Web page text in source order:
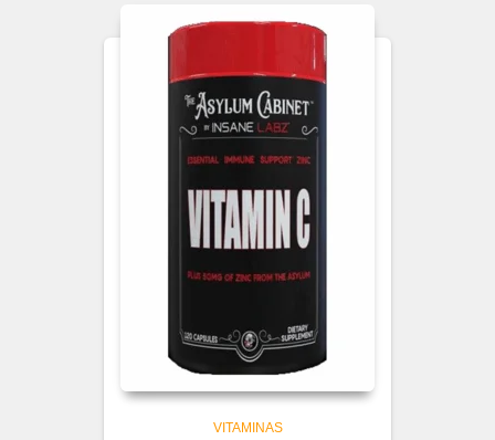
VITAMINAS